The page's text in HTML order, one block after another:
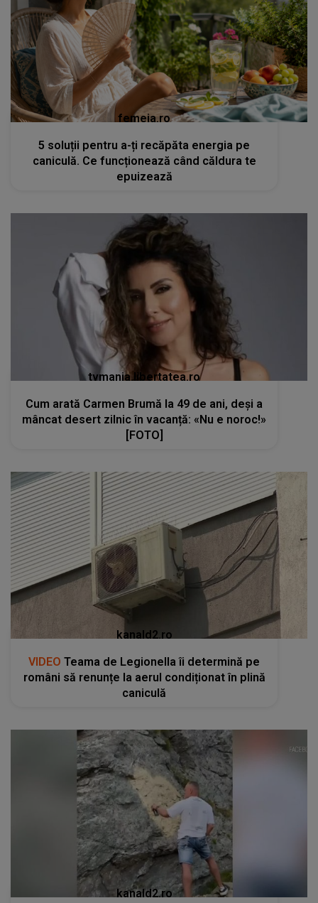
femeia.ro
5 soluții pentru a-ți recăpăta energia pe
caniculă. Ce funcționează când căldura te
epuizează
tvmania.libertatea.ro
Cum arată Carmen Brumă la 49 de ani, deși a
mâncat desert zilnic în vacanță: «Nu e noroc!»
[FOTO]
kanald2.ro
VIDEO Teama de Legionella îi determină pe
români să renunțe la aerul condiționat în plină
caniculă
kanald2.ro